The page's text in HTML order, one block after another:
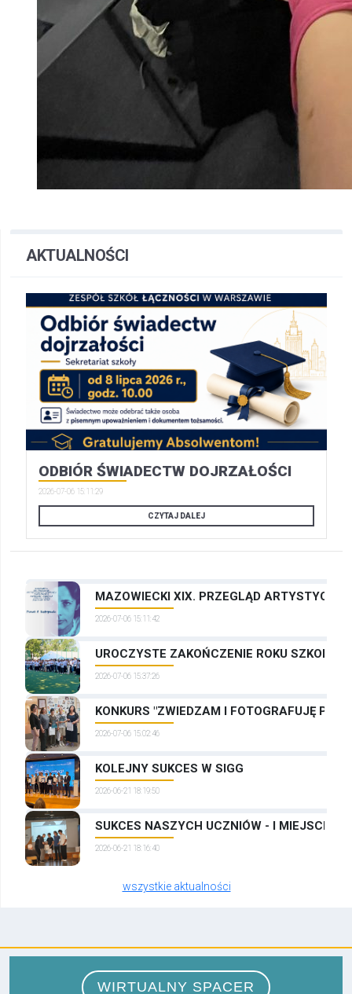
AKTUALNOŚCI
ODBIÓR ŚWIADECTW DOJRZAŁOŚCI
2026-07-06 15:11:29
CZYTAJ DALEJ
MAZOWIECKI XIX. PRZEGLĄD
2026-07-06 15:11:42
UROCZYSTE ZAKOŃCZENIE ROKU
2026-07-06 15:37:26
KONKURS "ZWIEDZAM I FOTOGRAFUJĘ
2026-07-06 15:02:46
KOLEJNY SUKCES W SIGG
2026-06-21 18:19:50
SUKCES NASZYCH UCZNIÓW - I MIEJSCE W
2026-06-21 18:16:40
wszystkie aktualności